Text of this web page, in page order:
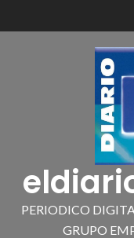
PERIODICO
GRUPO